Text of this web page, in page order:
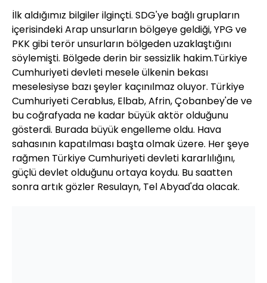
İlk aldığımız bilgiler ilginçti. SDG'ye bağlı grupların
içerisindeki Arap unsurların bölgeye geldiği, YPG ve
PKK gibi terör unsurların bölgeden uzaklaştığını
söylemişti. Bölgede derin bir sessizlik hakim.Türkiye
Cumhuriyeti devleti mesele ülkenin bekası
meselesiyse bazı şeyler kaçınılmaz oluyor. Türkiye
Cumhuriyeti Cerablus, Elbab, Afrin, Çobanbey'de ve
bu coğrafyada ne kadar büyük aktör olduğunu
gösterdi. Burada büyük engelleme oldu. Hava
sahasının kapatılması başta olmak üzere. Her şeye
rağmen Türkiye Cumhuriyeti devleti kararlılığını,
güçlü devlet olduğunu ortaya koydu. Bu saatten
sonra artık gözler Resulayn, Tel Abyad'da olacak.